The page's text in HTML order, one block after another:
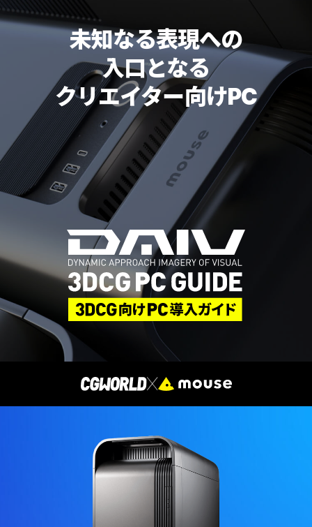
未知なる表現への
入口となる
クリエイター向けPC